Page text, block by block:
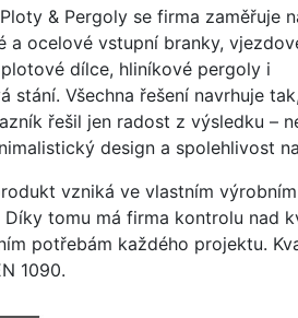
& Pergoly se firma zaměřuje
a ocelové vstupní branky,
dílce, hliníkové pergoly i
stání. Všechna řešení navrhuje tak,
řešil jen radost z výsledku –
design a spolehlivost
vzniká ve vlastním
Díky tomu má firma kontrolu nad
potřebám každého projektu.
1090.